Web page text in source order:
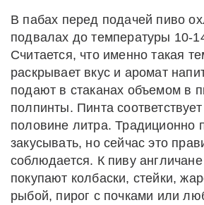
В пабах перед подачей пиво
подвалах до температуры 10-
Считается, что именно такая
раскрывает вкус и аромат
подают в стаканах объемом в
полпинты. Пинта
половине литра. Традиционно
закусывать, но сейчас это
соблюдается. К пиву
покупают колбаски, стейки,
рыбой, пирог с почками или